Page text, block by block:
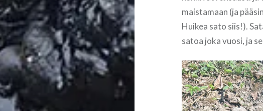
maistamaan (ja
Huikea sato siis!).
satoa joka vuosi, ja